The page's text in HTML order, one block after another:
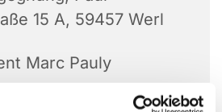
15 A, 59457 Werl
Marc Pauly